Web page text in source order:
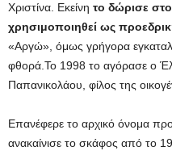
Χριστίνα. Εκείνη το δώρισε
χρησιμοποιηθεί ως
«Αργώ», όμως γρήγορα
φθορά.Το 1998 το αγόρασε ο
Παπανικολάου, φίλος της
Επανέφερε το αρχικό όνομα
ανακαίνισε το σκάφος από το